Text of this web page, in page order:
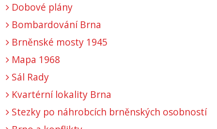
Dobové plány
Bombardování Brna
Brněnské mosty 1945
Mapa 1968
Sál Rady
Kvartérní lokality Brna
Stezky po náhrobcích brněnských osobností